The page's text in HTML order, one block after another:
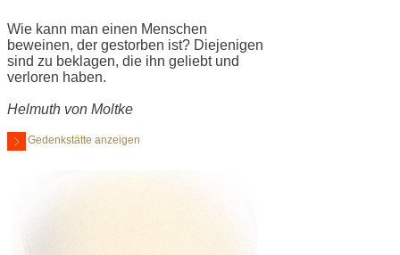
Wie kann man einen Menschen
beweinen, der gestorben ist? Diejenigen
sind zu beklagen, die ihn geliebt und
verloren haben.
Helmuth von Moltke
Gedenkstätte anzeigen